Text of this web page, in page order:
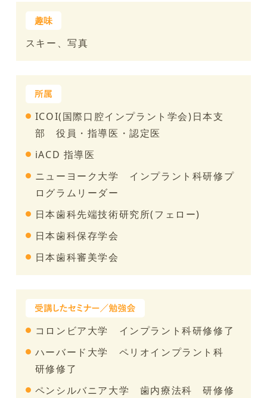
スキー、写真
ICOI(国際口腔インプラント学会)日本支
部 役員・指導医・認定医
iACD 指導医
ニューヨーク大学 インプラント科研修プ
ログラムリーダー
日本歯科先端技術研究所(フェロー)
日本歯科保存学会
日本歯科審美学会
コロンビア大学 インプラント科研修修了
ハーバード大学 ペリオインプラント科
研修修了
ペンシルバニア大学 歯内療法科 研修修